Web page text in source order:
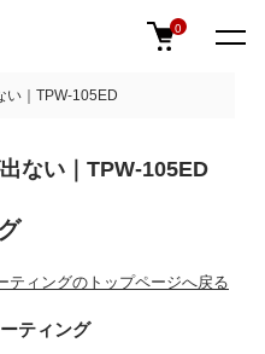
0
い｜TPW-105ED
ない｜TPW-105ED
ティングのトップページへ戻る
ティング